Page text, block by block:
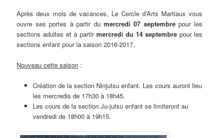
Après deux mois de vacances, Le Cercle d’Arts Martiaux vous
ouvre ses portes à partir du mercredi 07 septembrepour les
sections adultes et à partir mercredi du 14 septembrepour les
sections enfant pour la saison 2016-2017.
Nouveau cette saison :
Création de la section Ninjutsu enfant. Les cours auront lieu
les mercredis de 17h30 à 18h45.
Les cours de la section Ju-jutsu enfant se limiteront au
vendredi de 18h00 à 19h15.